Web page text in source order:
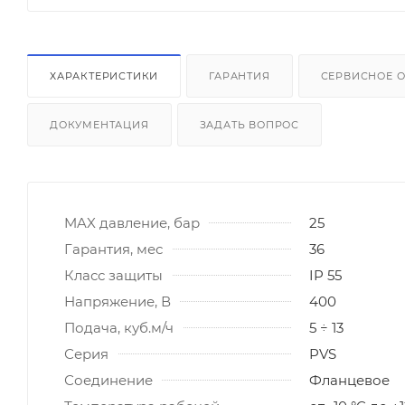
ХАРАКТЕРИСТИКИ ГАРАНТИЯ СЕРВИСНОЕ
ДОКУМЕНТАЦИЯ ЗАДАТЬ ВОПРОС
MAX давление, бар
25
Гарантия, мес
36
Класс защиты
IP 55
Напряжение, В
400
Подача, куб.м/ч
5 ÷ 13
Серия
PVS
Соединение
Фланцевое